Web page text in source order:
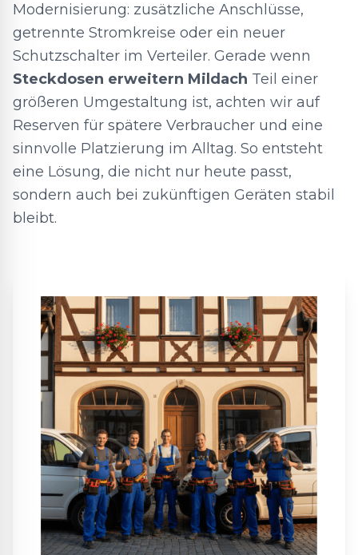
Modernisierung: zusätzliche Anschlüsse,
getrennte Stromkreise oder ein neuer
Schutzschalter im Verteiler. Gerade wenn
Steckdosen erweitern Mildach Teil einer
größeren Umgestaltung ist, achten wir auf
Reserven für spätere Verbraucher und eine
sinnvolle Platzierung im Alltag. So entsteht
eine Lösung, die nicht nur heute passt,
sondern auch bei zukünftigen Geräten stabil
bleibt.